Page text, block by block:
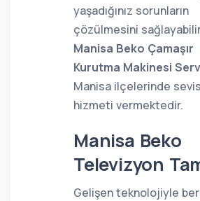
yaşadığınız sorunların
çözülmesini
Manisa Beko Çamaşır
Kurutma Makinesi
Manisa ilçelerinde sevis
hizmeti vermektedir.
Manisa Beko
Televizyon
Gelişen teknolojiyle